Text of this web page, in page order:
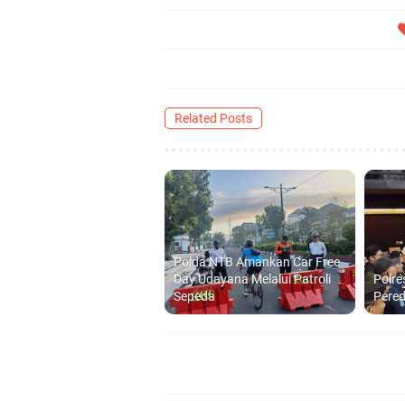
Related Posts
Polda NTB Amankan Car Free
Day Udayana Melalui Patroli
Sepeda